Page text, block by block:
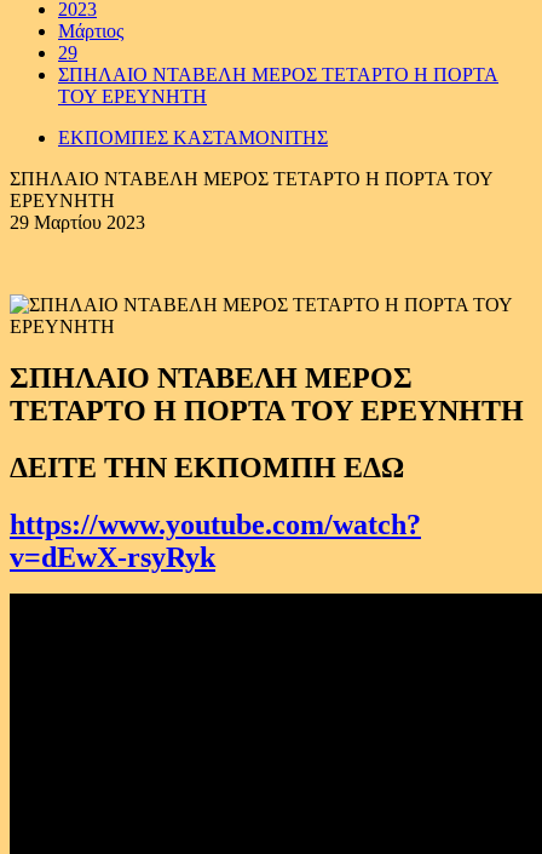
2023
Μάρτιος
29
ΣΠΗΛΑΙΟ ΝΤΑΒΕΛΗ ΜΕΡΟΣ ΤΕΤΑΡΤΟ Η ΠΟΡΤΑ
ΤΟΥ ΕΡΕΥΝΗΤΗ
ΕΚΠΟΜΠΕΣ ΚΑΣΤΑΜΟΝΙΤΗΣ
ΣΠΗΛΑΙΟ ΝΤΑΒΕΛΗ ΜΕΡΟΣ ΤΕΤΑΡΤΟ Η ΠΟΡΤΑ ΤΟΥ
ΕΡΕΥΝΗΤΗ
29 Μαρτίου 2023
ΣΠΗΛΑΙΟ ΝΤΑΒΕΛΗ ΜΕΡΟΣ
ΤΕΤΑΡΤΟ Η ΠΟΡΤΑ ΤΟΥ ΕΡΕΥΝΗΤΗ
ΔΕΙΤΕ ΤΗΝ ΕΚΠΟΜΠΗ ΕΔΩ
https://www.youtube.com/watch?
v=dEwX-rsyRyk